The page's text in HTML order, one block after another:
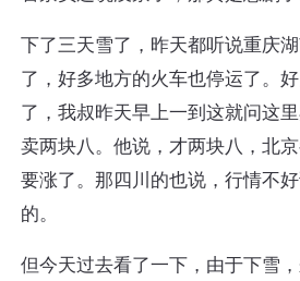
下了三天雪了，昨天都听说重庆
了，好多地方的火车也停运了。
了，我叔昨天早上一到这就问这
卖两块八。他说，才两块八，北
要涨了。那四川的也说，行情不
的。
但今天过去看了一下，由于下雪